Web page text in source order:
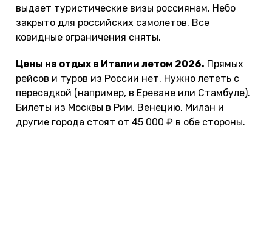
выдает туристические визы россиянам. Небо
закрыто для российских самолетов. Все
ковидные ограничения сняты.
Цены на отдых в Италии летом 2026. Прямых
рейсов и туров из России нет. Нужно лететь с
пересадкой (например, в Ереване или Стамбуле).
Билеты из Москвы в Рим, Венецию, Милан и
другие города стоят от 45 000 ₽ в обе стороны.